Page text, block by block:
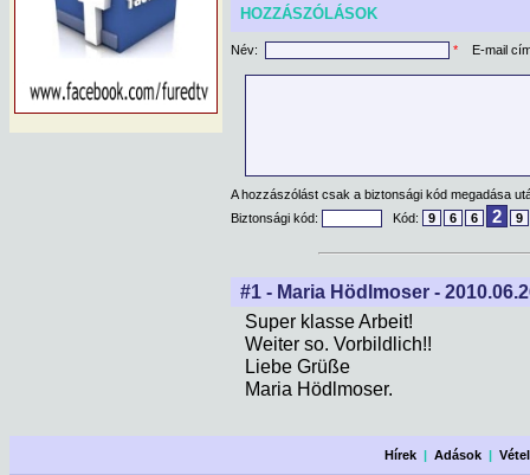
HOZZÁSZÓLÁSOK
Név: * E-mail
A hozzászólást csak a biztonsági kód megadása
Biztonsági kód:
Kód: 9 6 6 2 9
#1 - Maria Hödlmoser -
Super klasse Arbeit!
Weiter so. Vorbildlich!!
Liebe Grüße
Maria Hödlmoser.
Hírek |Adások |